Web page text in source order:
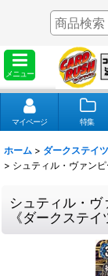
メニュー
マイページ 特集
ホーム > ダークステイツ
> シュティル・ヴァン
シュティル・
《ダークステイ